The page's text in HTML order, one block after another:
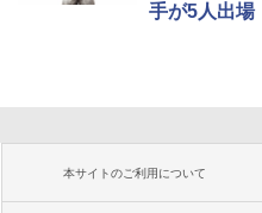
手が5人出場
本サイトのご利用について